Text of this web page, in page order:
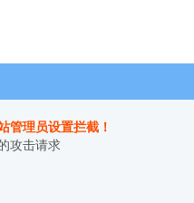
管理员设置拦截！
攻击请求